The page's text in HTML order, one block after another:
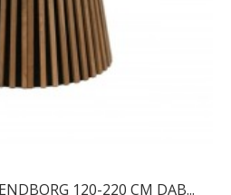
120-220 CM DĄB...